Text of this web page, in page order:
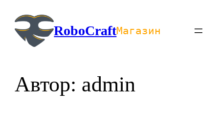
содержимомуRoboCraftМагазин
Автор: admin